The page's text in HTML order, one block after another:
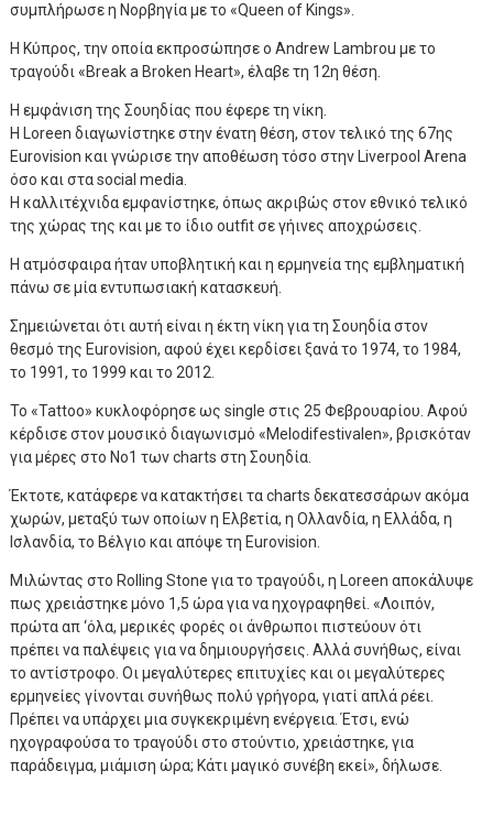
συμπλήρωσε η Νορβηγία με το «Queen of Kings».
Η Κύπρος, την οποία εκπροσώπησε ο Andrew Lambrou με το
τραγούδι «Break a Broken Heart», έλαβε τη 12η θέση.
Η εμφάνιση της Σουηδίας που έφερε τη νίκη.
Η Loreen διαγωνίστηκε στην ένατη θέση, στον τελικό της 67ης
Eurovision και γνώρισε την αποθέωση τόσο στην Liverpool Arena
όσο και στα social media.
Η καλλιτέχνιδα εμφανίστηκε, όπως ακριβώς στον εθνικό τελικό
της χώρας της και με το ίδιο outfit σε γήινες αποχρώσεις.
Η ατμόσφαιρα ήταν υποβλητική και η ερμηνεία της εμβληματική
πάνω σε μία εντυπωσιακή κατασκευή.
Σημειώνεται ότι αυτή είναι η έκτη νίκη για τη Σουηδία στον
θεσμό της Eurovision, αφού έχει κερδίσει ξανά το 1974, το 1984,
το 1991, το 1999 και το 2012.
Το «Tattoo» κυκλοφόρησε ως single στις 25 Φεβρουαρίου. Αφού
κέρδισε στον μουσικό διαγωνισμό «Melodifestivalen», βρισκόταν
για μέρες στο Νο1 των charts στη Σουηδία.
Έκτοτε, κατάφερε να κατακτήσει τα charts δεκατεσσάρων ακόμα
χωρών, μεταξύ των οποίων η Ελβετία, η Ολλανδία, η Ελλάδα, η
Ισλανδία, το Βέλγιο και απόψε τη Eurovision.
Μιλώντας στο Rolling Stone για το τραγούδι, η Loreen αποκάλυψε
πως χρειάστηκε μόνο 1,5 ώρα για να ηχογραφηθεί. «Λοιπόν,
πρώτα απ ‘όλα, μερικές φορές οι άνθρωποι πιστεύουν ότι
πρέπει να παλέψεις για να δημιουργήσεις. Αλλά συνήθως, είναι
το αντίστροφο. Οι μεγαλύτερες επιτυχίες και οι μεγαλύτερες
ερμηνείες γίνονται συνήθως πολύ γρήγορα, γιατί απλά ρέει.
Πρέπει να υπάρχει μια συγκεκριμένη ενέργεια. Έτσι, ενώ
ηχογραφούσα το τραγούδι στο στούντιο, χρειάστηκε, για
παράδειγμα, μιάμιση ώρα; Κάτι μαγικό συνέβη εκεί», δήλωσε.